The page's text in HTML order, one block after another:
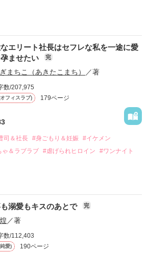
恋心を抱いていた美桜。
きっかけに二人の関係は壊れてしまう。
ま、美桜は両親の離婚によって
哲平とも離れ離れになった。
いたくないと思っていた哲平に
たす。
してしまった。
と知った哲平は
う』と真っ直ぐに告げてきた。
好きという気持ちを隠すことなく
桜がストーカー被害に
。
エリート社長はセフレな私を一途に愛
孕ませたい
完
まちこ（あきたこまち） ／著
数/207,975
フィスラブ) 179ページ
司＆社長 #身ごもり＆妊娠 #イケメン
ゃ＆ラブラブ #虐げられヒロイン
#ワンナイト
前の職場でうまくいかなかった梅田美
していたところ、日本人美青年と出会
限りの関係となる。
職場でワンナイトした美青年と再会。
ある財閥御曹司にも関わらず、一族を離
実業家、社内でも冷徹だと評判な社長
溺愛もキスのあとで 完
／著
数/112,403
愛) 190ページ